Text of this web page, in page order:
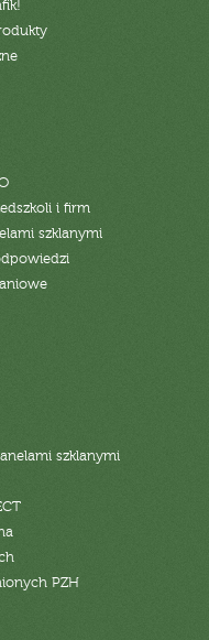
i firm
szklanymi
szklanymi
PZH